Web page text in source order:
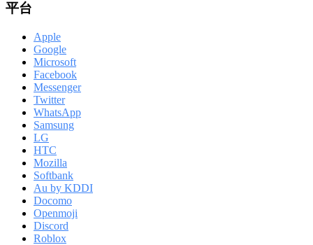
平台
Apple
Google
Microsoft
Facebook
Messenger
Twitter
WhatsApp
Samsung
LG
HTC
Mozilla
Softbank
Au by KDDI
Docomo
Openmoji
Discord
Roblox